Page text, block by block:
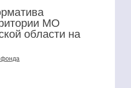
МО
области на
фонда